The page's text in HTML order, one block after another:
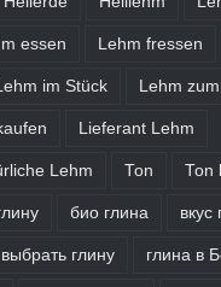
essen Lehm fressen
im Stück Lehm
Lieferant Lehm
Lehm Ton Ton
био глина вкус
выбрать глину глина в